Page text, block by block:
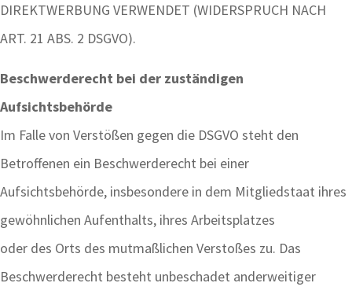
DIREKTWERBUNG VERWENDET (WIDERSPRUCH NACH
ART. 21 ABS. 2 DSGVO).
Beschwerderecht bei der zuständigen
Aufsichtsbehörde
Im Falle von Verstößen gegen die DSGVO steht den
Betroffenen ein Beschwerderecht bei einer
Aufsichtsbehörde, insbesondere in dem Mitgliedstaat ihres
gewöhnlichen Aufenthalts, ihres Arbeitsplatzes
oder des Orts des mutmaßlichen Verstoßes zu. Das
Beschwerderecht besteht unbeschadet anderweitiger